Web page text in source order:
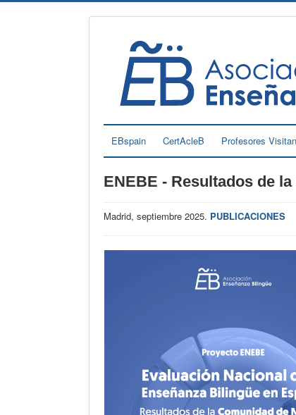
EBspain CertAcleB Profesores
ENEBE - Resultados de
Madrid, septiembre 2025. PUBLICACIONES